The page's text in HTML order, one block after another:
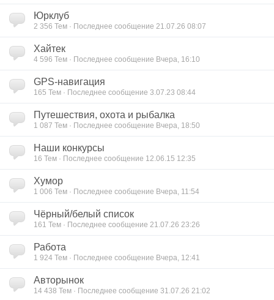
Юрклуб
2 356 Тем · Последнее сообщение 21.07.26 08:07
Хайтек
4 596 Тем · Последнее сообщение Вчера, 16:10
GPS-навигация
165 Тем · Последнее сообщение 3.07.23 08:44
Путешествия, охота и рыбалка
1 087 Тем · Последнее сообщение Вчера, 18:50
Наши конкурсы
16 Тем · Последнее сообщение 12.06.15 12:35
Хумор
1 006 Тем · Последнее сообщение Вчера, 11:54
Чёрный/белый список
161 Тем · Последнее сообщение 21.07.26 23:26
Работа
1 924 Тем · Последнее сообщение Вчера, 12:41
Авторынок
14 438 Тем · Последнее сообщение 31.07.26 21:02